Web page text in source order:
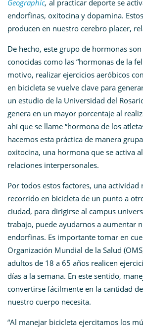
Geographic, al practicar deporte se
endorfinas, oxitocina y dopamina.
producen en nuestro cerebro placer,
De hecho, este grupo de hormonas
conocidas como las “hormonas de la
motivo, realizar ejercicios aeróbicos
en bicicleta se vuelve clave para
un estudio de la Universidad del
genera en un mayor porcentaje al
ahí que se llame “hormona de los
hacemos esta práctica de manera
oxitocina, una hormona que se activa
relaciones interpersonales.
Por todos estos factores, una
recorrido en bicicleta de un punto a
ciudad, para dirigirse al campus
trabajo, puede ayudarnos a aumentar
endorfinas. Es importante tomar en
Organización Mundial de la Salud
adultos de 18 a 65 años realicen
días a la semana. En este sentido,
convertirse fácilmente en la cantidad
nuestro cuerpo necesita.
“Al manejar bicicleta ejercitamos los